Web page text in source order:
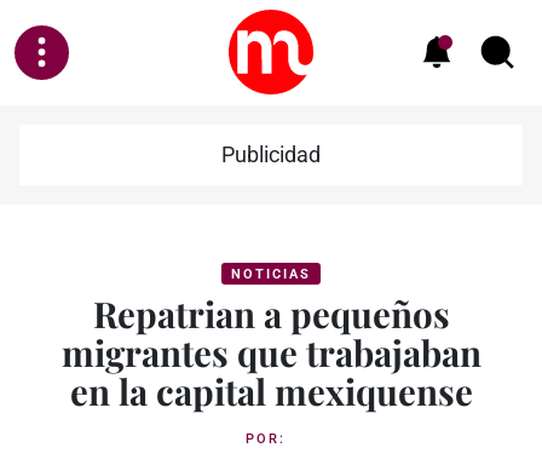
Publicidad
NOTICIAS
Repatrian a pequeños
migrantes que trabajaban
en la capital mexiquense
POR: